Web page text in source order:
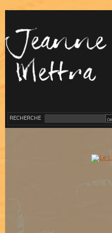
RECHERCHE